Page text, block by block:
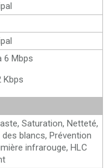
6 Mbps
Kbps
Saturation, Netteté,
des blancs, Prévention
infrarouge, HLC